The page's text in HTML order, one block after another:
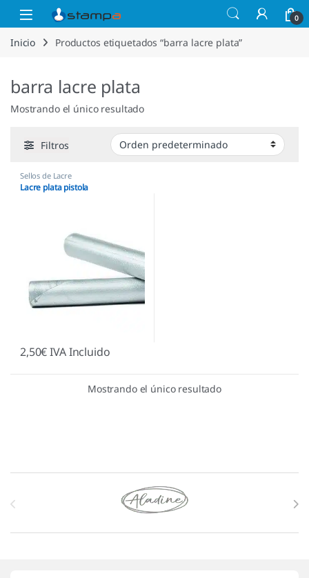
Saltar a la navegación
Saltar al contenido
Open 0
Inicio Productos etiquetados “barra lacre plata”
barra lacre plata
Mostrando el único resultado
Filtros
Sellos de Lacre
Lacre plata pistola
2,50€IVA Incluido
Mostrando el único resultado
Marcas De Carrusel